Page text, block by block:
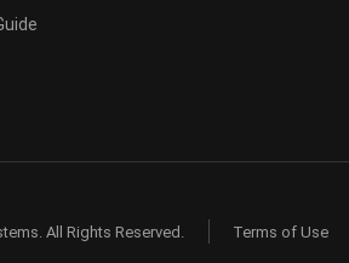
All Rights Reserved. Terms of Use